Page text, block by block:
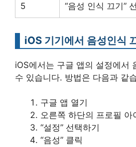
5 “음성 인식 끄기”
iOS 기기에서 음성인식
iOS에서는 구글 앱의 설정에서
수 있습니다. 방법은 다음과 같
구글 앱 열기
오른쪽 하단의 프로필 아
“설정” 선택하기
“음성” 클릭